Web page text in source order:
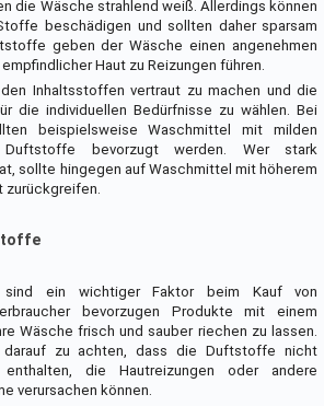
die Wäsche strahlend weiß. Allerdings können
beschädigen und sollten daher sparsam
geben der Wäsche einen angenehmen
Haut zu Reizungen führen.
Inhaltsstoffen vertraut zu machen und die
die individuellen Bedürfnisse zu wählen. Bei
beispielsweise Waschmittel mit milden
bevorzugt werden. Wer stark
sollte hingegen auf Waschmittel mit höherem
zurückgreifen.
sind ein wichtiger Faktor beim Kauf von
bevorzugen Produkte mit einem
Wäsche frisch und sauber riechen zu lassen.
zu achten, dass die Duftstoffe nicht
enthalten, die Hautreizungen oder andere
verursachen können.